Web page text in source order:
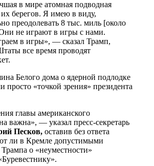
в мире атомная подводная
берегов. Я имею в виду,
преодолевать 8 тыс. миль [около
не играют в игры с нами.
в игры», — сказал Трамп,
все время проводят
Белого дома о ядерной подлодке
просто «точкой зрения» президента
главы американского
важна», — указал пресс-секретарь
Песков, оставив без ответа
ли в Кремле допустимыми
о «неуместности»